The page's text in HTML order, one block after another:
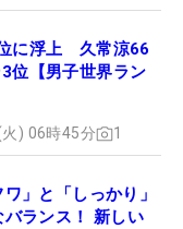
に浮上 久常涼66
位【男子世界ラン
) 06時45分 1
ワ」と「しっかり」
バランス！ 新しい